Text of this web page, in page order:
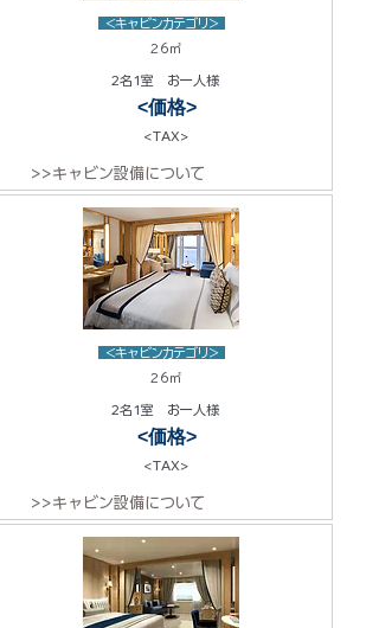
<キャビンカテゴリ>
26㎡
2名1室 お一人様
<価格>
<TAX>
>>キャビン設備について
<キャビンカテゴリ>
26㎡
2名1室 お一人様
<価格>
<TAX>
>>キャビン設備について